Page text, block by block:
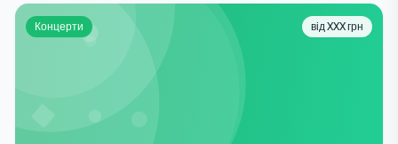
Концерти від XXX грн